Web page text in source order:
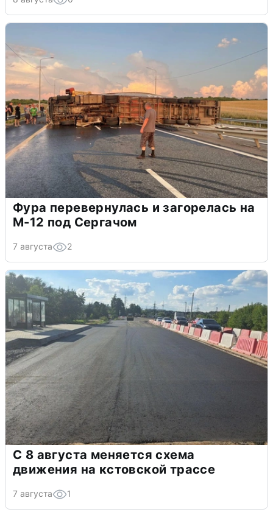
Фура перевернулась и загорелась на
М-12 под Сергачом
7 августа 2
С 8 августа меняется схема
движения на кстовской трассе
7 августа 1